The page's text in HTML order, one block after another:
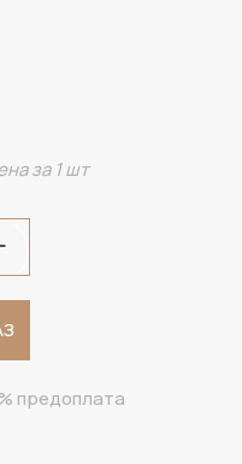
за 1 шт
предоплата